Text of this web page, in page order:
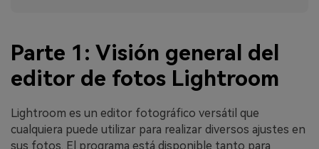
Parte 1: Visión general del
editor de fotos Lightroom
Lightroom es un editor fotográfico versátil que
cualquiera puede utilizar para realizar diversos ajustes en
sus fotos. El programa está disponible tanto para